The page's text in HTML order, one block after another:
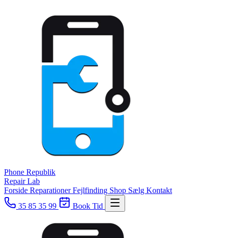
Phone Republik
Repair Lab
Forside ReparationerFejlfinding Shop Sælg Kontakt
35 85 35 99
Book Tid